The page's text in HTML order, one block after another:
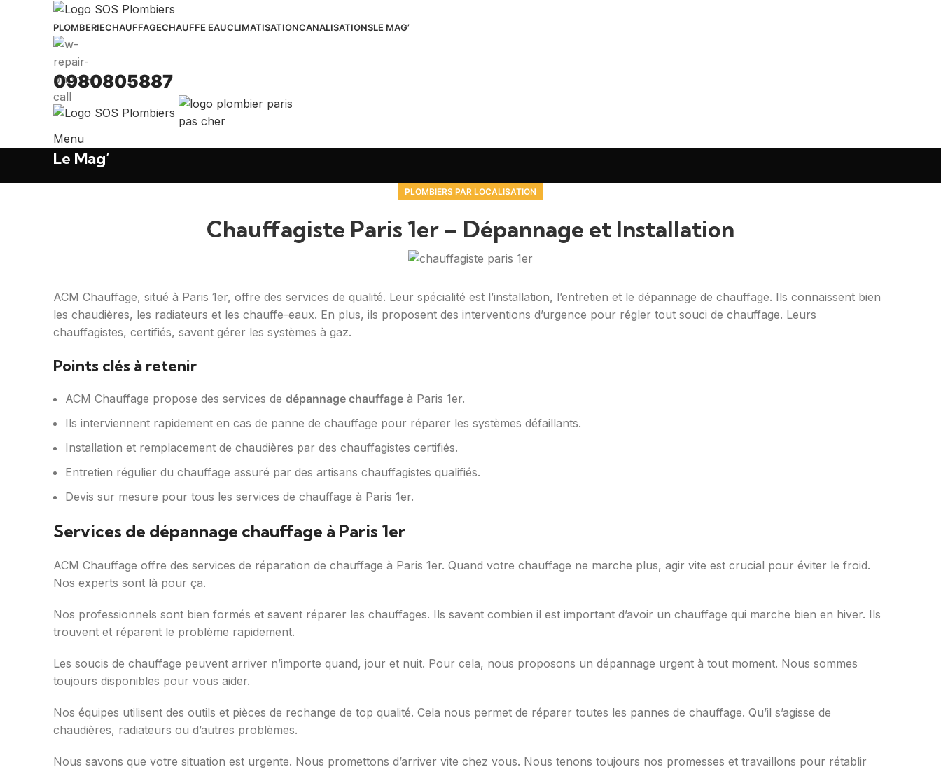
PLOMBERIECHAUFFAGECHAUFFE EAUCLIMATISATIONCANALISATIONSLE MAG’
0980805887
Menu
Le Mag’
PLOMBIERS PAR LOCALISATION
Chauffagiste Paris 1er – Dépannage et Installation
ACM Chauffage, situé à Paris 1er, offre des services de qualité. Leur spécialité est l’installation, l’entretien et le dépannage de chauffage. Ils connaissent bien
les chaudières, les radiateurs et les chauffe-eaux. En plus, ils proposent des interventions d’urgence pour régler tout souci de chauffage. Leurs
chauffagistes, certifiés, savent gérer les systèmes à gaz.
Points clés à retenir
ACM Chauffage propose des services de dépannage chauffage à Paris 1er.
Ils interviennent rapidement en cas de panne de chauffage pour réparer les systèmes défaillants.
Installation et remplacement de chaudières par des chauffagistes certifiés.
Entretien régulier du chauffage assuré par des artisans chauffagistes qualifiés.
Devis sur mesure pour tous les services de chauffage à Paris 1er.
Services de dépannage chauffage à Paris 1er
ACM Chauffage offre des services de réparation de chauffage à Paris 1er. Quand votre chauffage ne marche plus, agir vite est crucial pour éviter le froid.
Nos experts sont là pour ça.
Nos professionnels sont bien formés et savent réparer les chauffages. Ils savent combien il est important d’avoir un chauffage qui marche bien en hiver. Ils
trouvent et réparent le problème rapidement.
Les soucis de chauffage peuvent arriver n’importe quand, jour et nuit. Pour cela, nous proposons un dépannage urgent à tout moment. Nous sommes
toujours disponibles pour vous aider.
Nos équipes utilisent des outils et pièces de rechange de top qualité. Cela nous permet de réparer toutes les pannes de chauffage. Qu’il s’agisse de
chaudières, radiateurs ou d’autres problèmes.
Nous savons que votre situation est urgente. Nous promettons d’arriver vite chez vous. Nous tenons toujours nos promesses et travaillons pour rétablir